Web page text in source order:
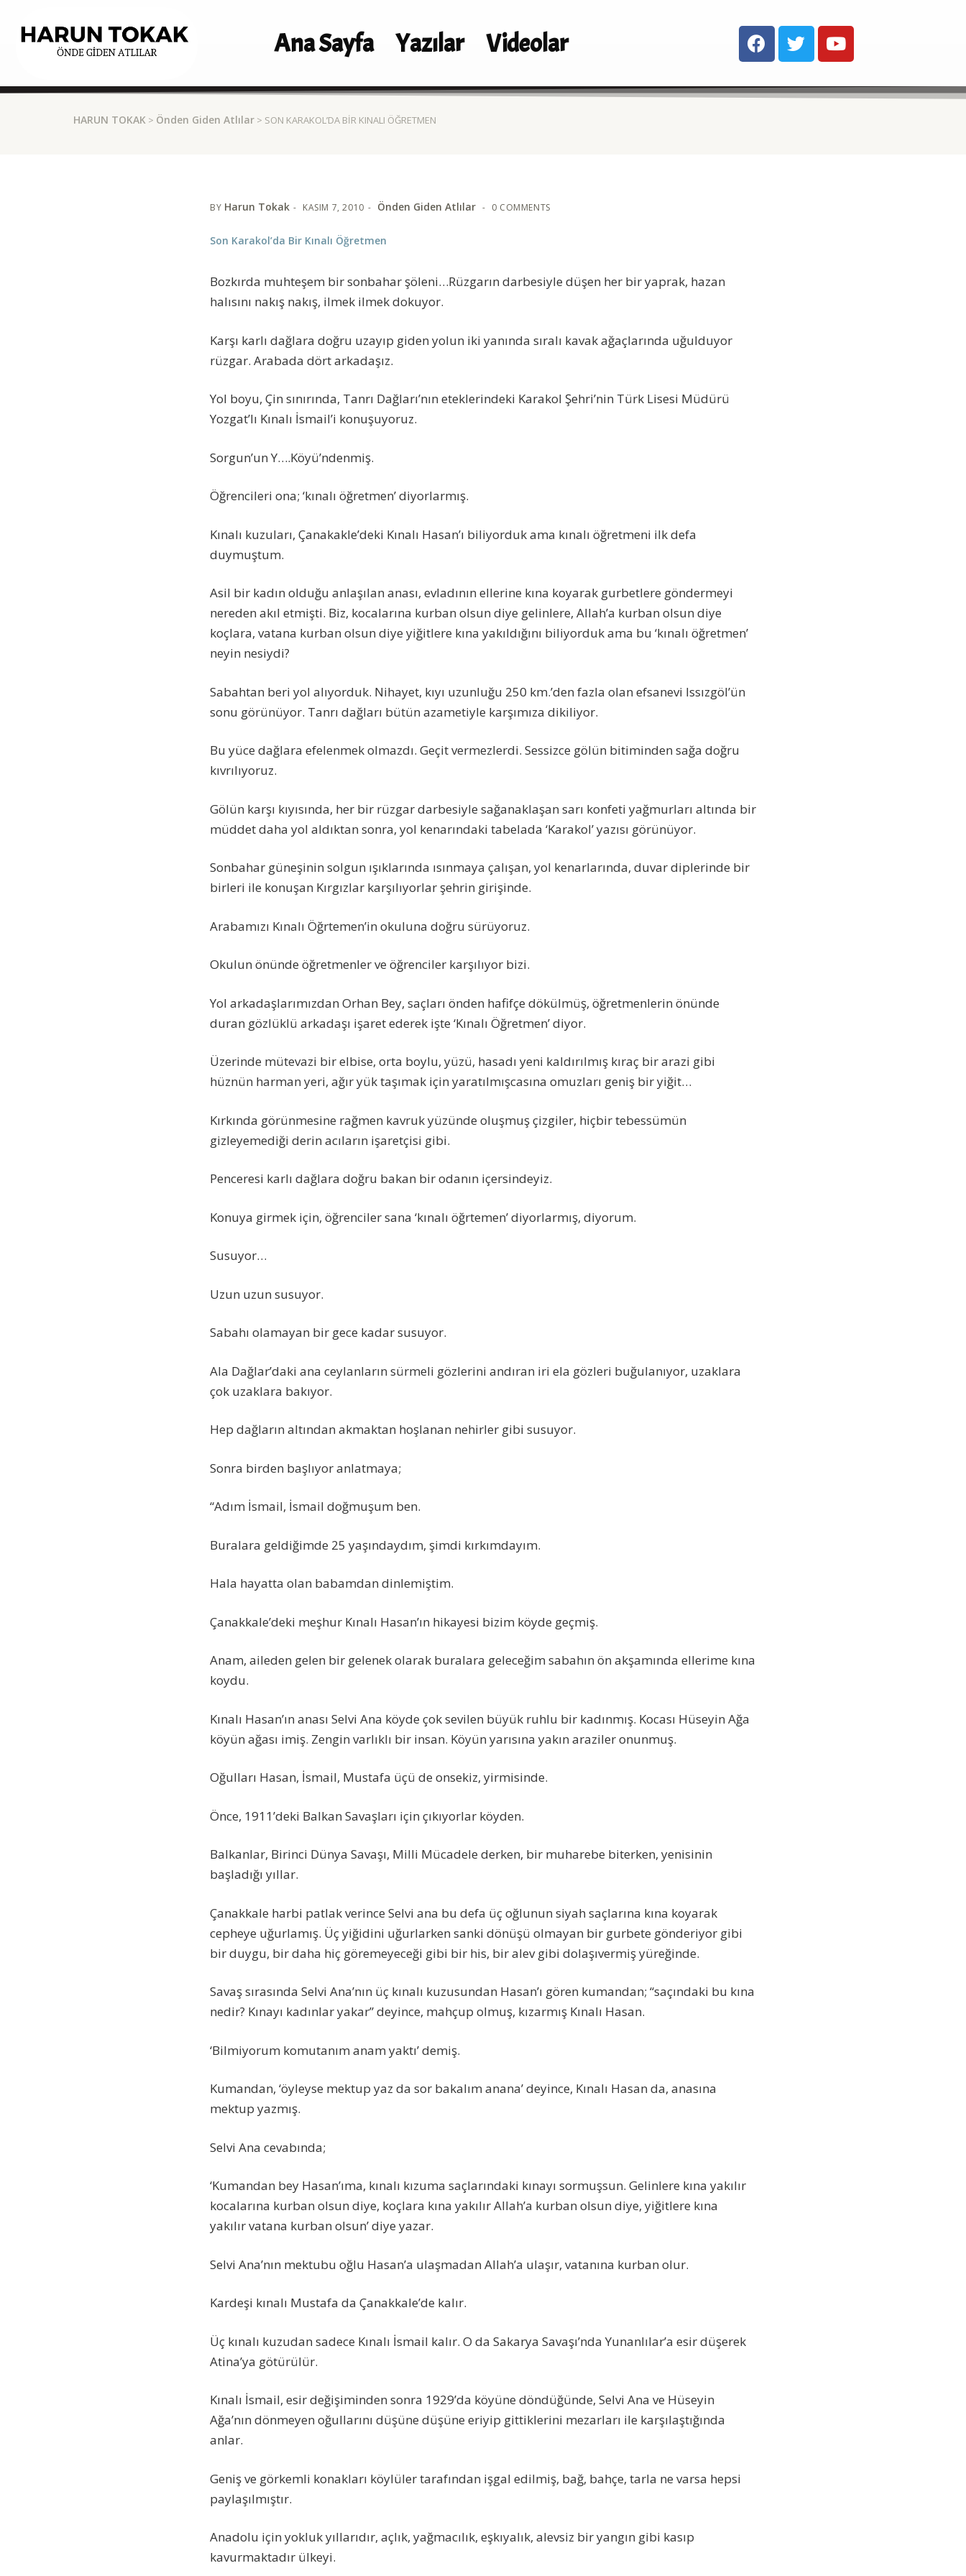
Ana Sayfa Yazılar Videolar
HARUN TOKAK > Önden Giden Atlılar > SON KARAKOL’DA BIR KINALI ÖĞRETMEN
BY Harun Tokak KASIM 7, 2010 Önden Giden Atlılar 0 COMMENTS
Son Karakol’da Bir Kınalı Öğretmen
Bozkırda muhteşem bir sonbahar şöleni…Rüzgarın darbesiyle düşen her bir yaprak, hazan
halısını nakış nakış, ilmek ilmek dokuyor.
Karşı karlı dağlara doğru uzayıp giden yolun iki yanında sıralı kavak ağaçlarında uğulduyor
rüzgar. Arabada dört arkadaşız.
Yol boyu, Çin sınırında, Tanrı Dağları’nın eteklerindeki Karakol Şehri’nin Türk Lisesi Müdürü
Yozgat’lı Kınalı İsmail’i konuşuyoruz.
Sorgun’un Y….Köyü’ndenmiş.
Öğrencileri ona; ‘kınalı öğretmen’ diyorlarmış.
Kınalı kuzuları, Çanakakle’deki Kınalı Hasan’ı biliyorduk ama kınalı öğretmeni ilk defa
duymuştum.
Asil bir kadın olduğu anlaşılan anası, evladının ellerine kına koyarak gurbetlere göndermeyi
nereden akıl etmişti. Biz, kocalarına kurban olsun diye gelinlere, Allah’a kurban olsun diye
koçlara, vatana kurban olsun diye yiğitlere kına yakıldığını biliyorduk ama bu ‘kınalı öğretmen’
neyin nesiydi?
Sabahtan beri yol alıyorduk. Nihayet, kıyı uzunluğu 250 km.’den fazla olan efsanevi Issızgöl’ün
sonu görünüyor. Tanrı dağları bütün azametiyle karşımıza dikiliyor.
Bu yüce dağlara efelenmek olmazdı. Geçit vermezlerdi. Sessizce gölün bitiminden sağa doğru
kıvrılıyoruz.
Gölün karşı kıyısında, her bir rüzgar darbesiyle sağanaklaşan sarı konfeti yağmurları altında bir
müddet daha yol aldıktan sonra, yol kenarındaki tabelada ‘Karakol’ yazısı görünüyor.
Sonbahar güneşinin solgun ışıklarında ısınmaya çalışan, yol kenarlarında, duvar diplerinde bir
birleri ile konuşan Kırgızlar karşılıyorlar şehrin girişinde.
Arabamızı Kınalı Öğrtemen’in okuluna doğru sürüyoruz.
Okulun önünde öğretmenler ve öğrenciler karşılıyor bizi.
Yol arkadaşlarımızdan Orhan Bey, saçları önden hafifçe dökülmüş, öğretmenlerin önünde
duran gözlüklü arkadaşı işaret ederek işte ‘Kınalı Öğretmen’ diyor.
Üzerinde mütevazi bir elbise, orta boylu, yüzü, hasadı yeni kaldırılmış kıraç bir arazi gibi
hüznün harman yeri, ağır yük taşımak için yaratılmışcasına omuzları geniş bir yiğit…
Kırkında görünmesine rağmen kavruk yüzünde oluşmuş çizgiler, hiçbir tebessümün
gizleyemediği derin acıların işaretçisi gibi.
Penceresi karlı dağlara doğru bakan bir odanın içersindeyiz.
Konuya girmek için, öğrenciler sana ‘kınalı öğrtemen’ diyorlarmış, diyorum.
Susuyor…
Uzun uzun susuyor.
Sabahı olamayan bir gece kadar susuyor.
Ala Dağlar’daki ana ceylanların sürmeli gözlerini andıran iri ela gözleri buğulanıyor, uzaklara
çok uzaklara bakıyor.
Hep dağların altından akmaktan hoşlanan nehirler gibi susuyor.
Sonra birden başlıyor anlatmaya;
“Adım İsmail, İsmail doğmuşum ben.
Buralara geldiğimde 25 yaşındaydım, şimdi kırkımdayım.
Hala hayatta olan babamdan dinlemiştim.
Çanakkale’deki meşhur Kınalı Hasan’ın hikayesi bizim köyde geçmiş.
Anam, aileden gelen bir gelenek olarak buralara geleceğim sabahın ön akşamında ellerime kına
koydu.
Kınalı Hasan’ın anası Selvi Ana köyde çok sevilen büyük ruhlu bir kadınmış. Kocası Hüseyin Ağa
köyün ağası imiş. Zengin varlıklı bir insan. Köyün yarısına yakın araziler onunmuş.
Oğulları Hasan, İsmail, Mustafa üçü de onsekiz, yirmisinde.
Önce, 1911’deki Balkan Savaşları için çıkıyorlar köyden.
Balkanlar, Birinci Dünya Savaşı, Milli Mücadele derken, bir muharebe biterken, yenisinin
başladığı yıllar.
Çanakkale harbi patlak verince Selvi ana bu defa üç oğlunun siyah saçlarına kına koyarak
cepheye uğurlamış. Üç yiğidini uğurlarken sanki dönüşü olmayan bir gurbete gönderiyor gibi
bir duygu, bir daha hiç göremeyeceği gibi bir his, bir alev gibi dolaşıvermiş yüreğinde.
Savaş sırasında Selvi Ana’nın üç kınalı kuzusundan Hasan’ı gören kumandan; “saçındaki bu kına
nedir? Kınayı kadınlar yakar” deyince, mahçup olmuş, kızarmış Kınalı Hasan.
‘Bilmiyorum komutanım anam yaktı’ demiş.
Kumandan, ‘öyleyse mektup yaz da sor bakalım anana’ deyince, Kınalı Hasan da, anasına
mektup yazmış.
Selvi Ana cevabında;
‘Kumandan bey Hasan’ıma, kınalı kızuma saçlarındaki kınayı sormuşsun. Gelinlere kına yakılır
kocalarına kurban olsun diye, koçlara kına yakılır Allah’a kurban olsun diye, yiğitlere kına
yakılır vatana kurban olsun’ diye yazar.
Selvi Ana’nın mektubu oğlu Hasan’a ulaşmadan Allah’a ulaşır, vatanına kurban olur.
Kardeşi kınalı Mustafa da Çanakkale’de kalır.
Üç kınalı kuzudan sadece Kınalı İsmail kalır. O da Sakarya Savaşı’nda Yunanlılar’a esir düşerek
Atina’ya götürülür.
Kınalı İsmail, esir değişiminden sonra 1929’da köyüne döndüğünde, Selvi Ana ve Hüseyin
Ağa’nın dönmeyen oğullarını düşüne düşüne eriyip gittiklerini mezarları ile karşılaştığında
anlar.
Geniş ve görkemli konakları köylüler tarafından işgal edilmiş, bağ, bahçe, tarla ne varsa hepsi
paylaşılmıştır.
Anadolu için yokluk yıllarıdır, açlık, yağmacılık, eşkıyalık, alevsiz bir yangın gibi kasıp
kavurmaktadır ülkeyi.